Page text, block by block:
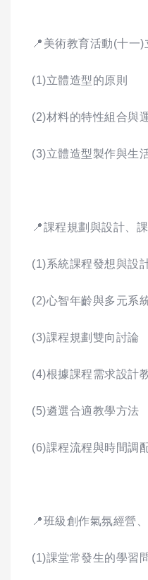
📍美術教育活動(十一
(1)立體造型的原則
(2)材料的特性組合與
(3)立體造型製作與生
📍課程規劃與設計、
(1)系統課程發想與設
(2)心智年齡與多元系
(3)課程規劃雙向討論
(4)根據課程需求設計
(5)遴選合適教學方法
(6)課程流程與時間調
📍班級創作氣氛經營
(1)課堂常發生的學習